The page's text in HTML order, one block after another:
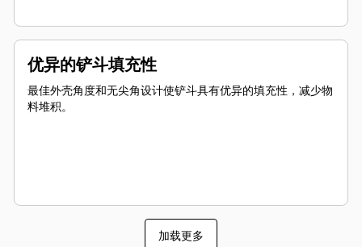
优异的铲斗填充性
最佳外壳角度和无尖角设计使铲斗具有优异的填充性，减少物
料堆积。
加载更多